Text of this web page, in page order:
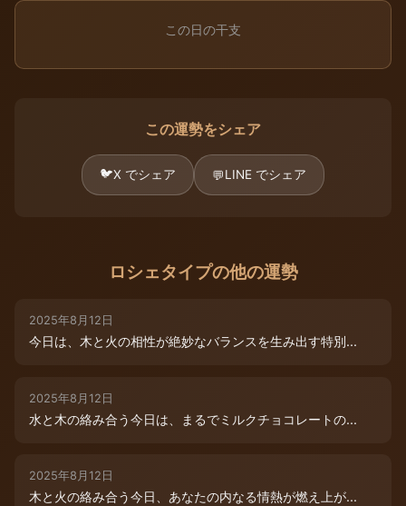
この日の干支
この運勢をシェア
🐦X でシェア 💬LINE でシェア
ロシェタイプの他の運勢
2025年8月12日
今日は、木と火の相性が絶妙なバランスを生み出す特別...
2025年8月12日
水と木の絡み合う今日は、まるでミルクチョコレートの...
2025年8月12日
木と火の絡み合う今日、あなたの内なる情熱が燃え上が...